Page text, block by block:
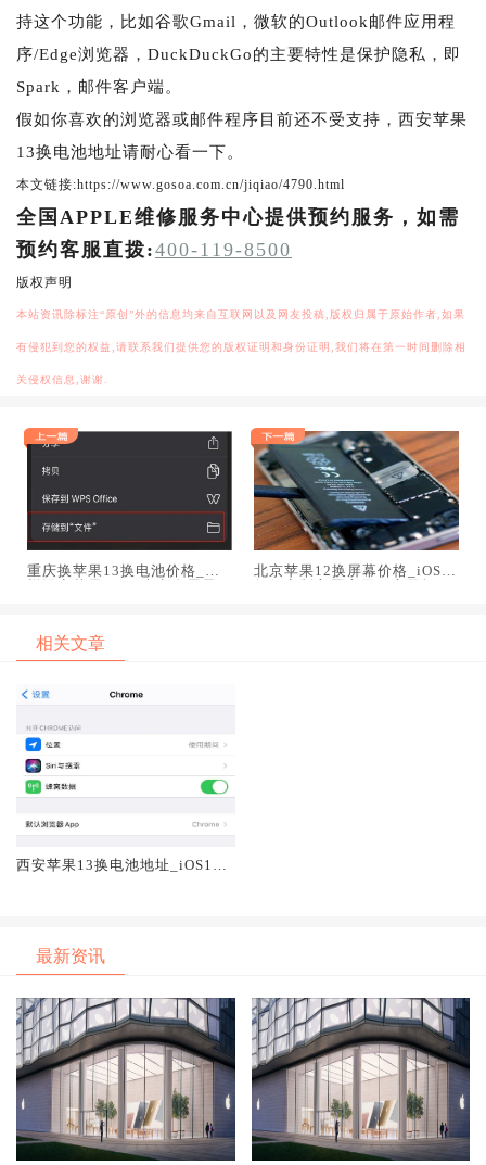
持这个功能，比如谷歌Gmail，微软的Outlook邮件应用程
序/Edge浏览器，DuckDuckGo的主要特性是保护隐私，即
Spark，邮件客户端。
假如你喜欢的浏览器或邮件程序目前还不受支持，西安苹果
13换电池地址请耐心看一下。
本文链接:https://www.gosoa.com.cn/jiqiao/4790.html
全国APPLE维修服务中心提供预约服务，如需
预约客服直拨:400-119-8500
版权声明
本站资讯除标注“原创”外的信息均来自互联网以及网友投稿,版权归属于原始作者,如果
有侵犯到您的权益,请联系我们提供您的版权证明和身份证明,我们将在第一时间删除相
关侵权信息,谢谢.
重庆换苹果13换电池价格_怎
北京苹果12换屏幕价格_iOS14
相关文章
西安苹果13换电池地址_iOS14
最新资讯